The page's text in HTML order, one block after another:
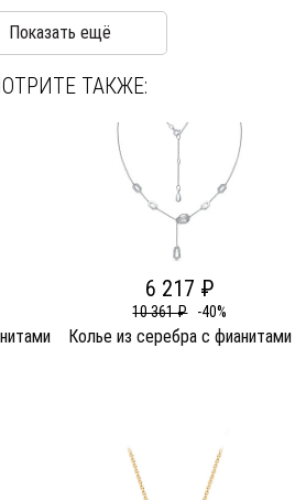
Показать ещё
ТАКЖЕ:
6 217 ₽
10 361 ₽ -40%
Колье из серебра c фианитами